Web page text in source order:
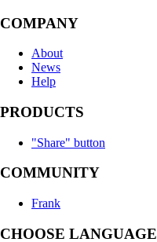
COMPANY
About
News
Help
PRODUCTS
"Share" button
COMMUNITY
Frank
CHOOSE LANGUAGE